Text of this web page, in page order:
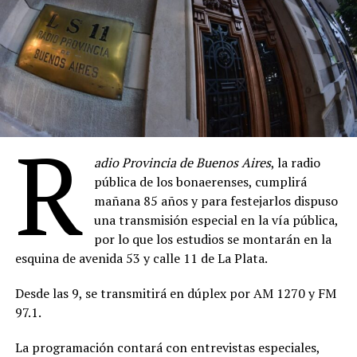
R adio Provincia de Buenos Aires, la radio
pública de los bonaerenses, cumplirá
mañana 85 años y para festejarlos dispuso
una transmisión especial en la vía pública,
por lo que los estudios se montarán en la
esquina de avenida 53 y calle 11 de La Plata.
Desde las 9, se transmitirá en dúplex por AM 1270 y FM
97.1.
La programación contará con entrevistas especiales,